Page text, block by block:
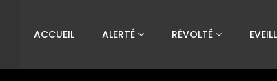
ACCUEIL ALERTÉ RÉVOLTÉ
€